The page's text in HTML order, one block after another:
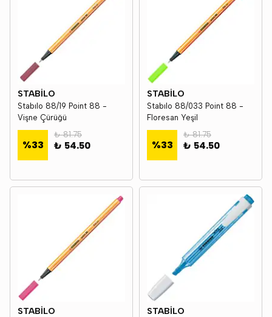
STABİLO
Stabılo 88/19 Point 88 -
Vişne Çürüğü
%33
₺ 81.75
₺ 54.50
STABİLO
Stabılo 88/033 Point 88 -
Floresan Yeşil
%33
₺ 81.75
₺ 54.50
STABİLO STABİLO